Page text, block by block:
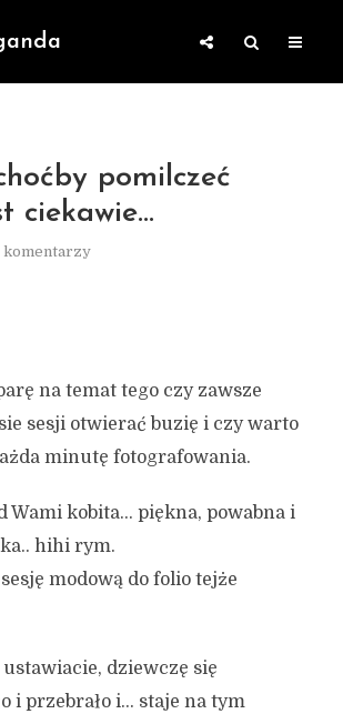
pomilczeć
ciekawie…
komentarzy
na temat tego czy zawsze
sesji otwierać buzię i czy warto
minutę fotografowania.
Wami kobita… piękna, powabna i
hihi rym.
modową do folio tejże
ustawiacie, dziewczę się
i przebrało i… staje na tym